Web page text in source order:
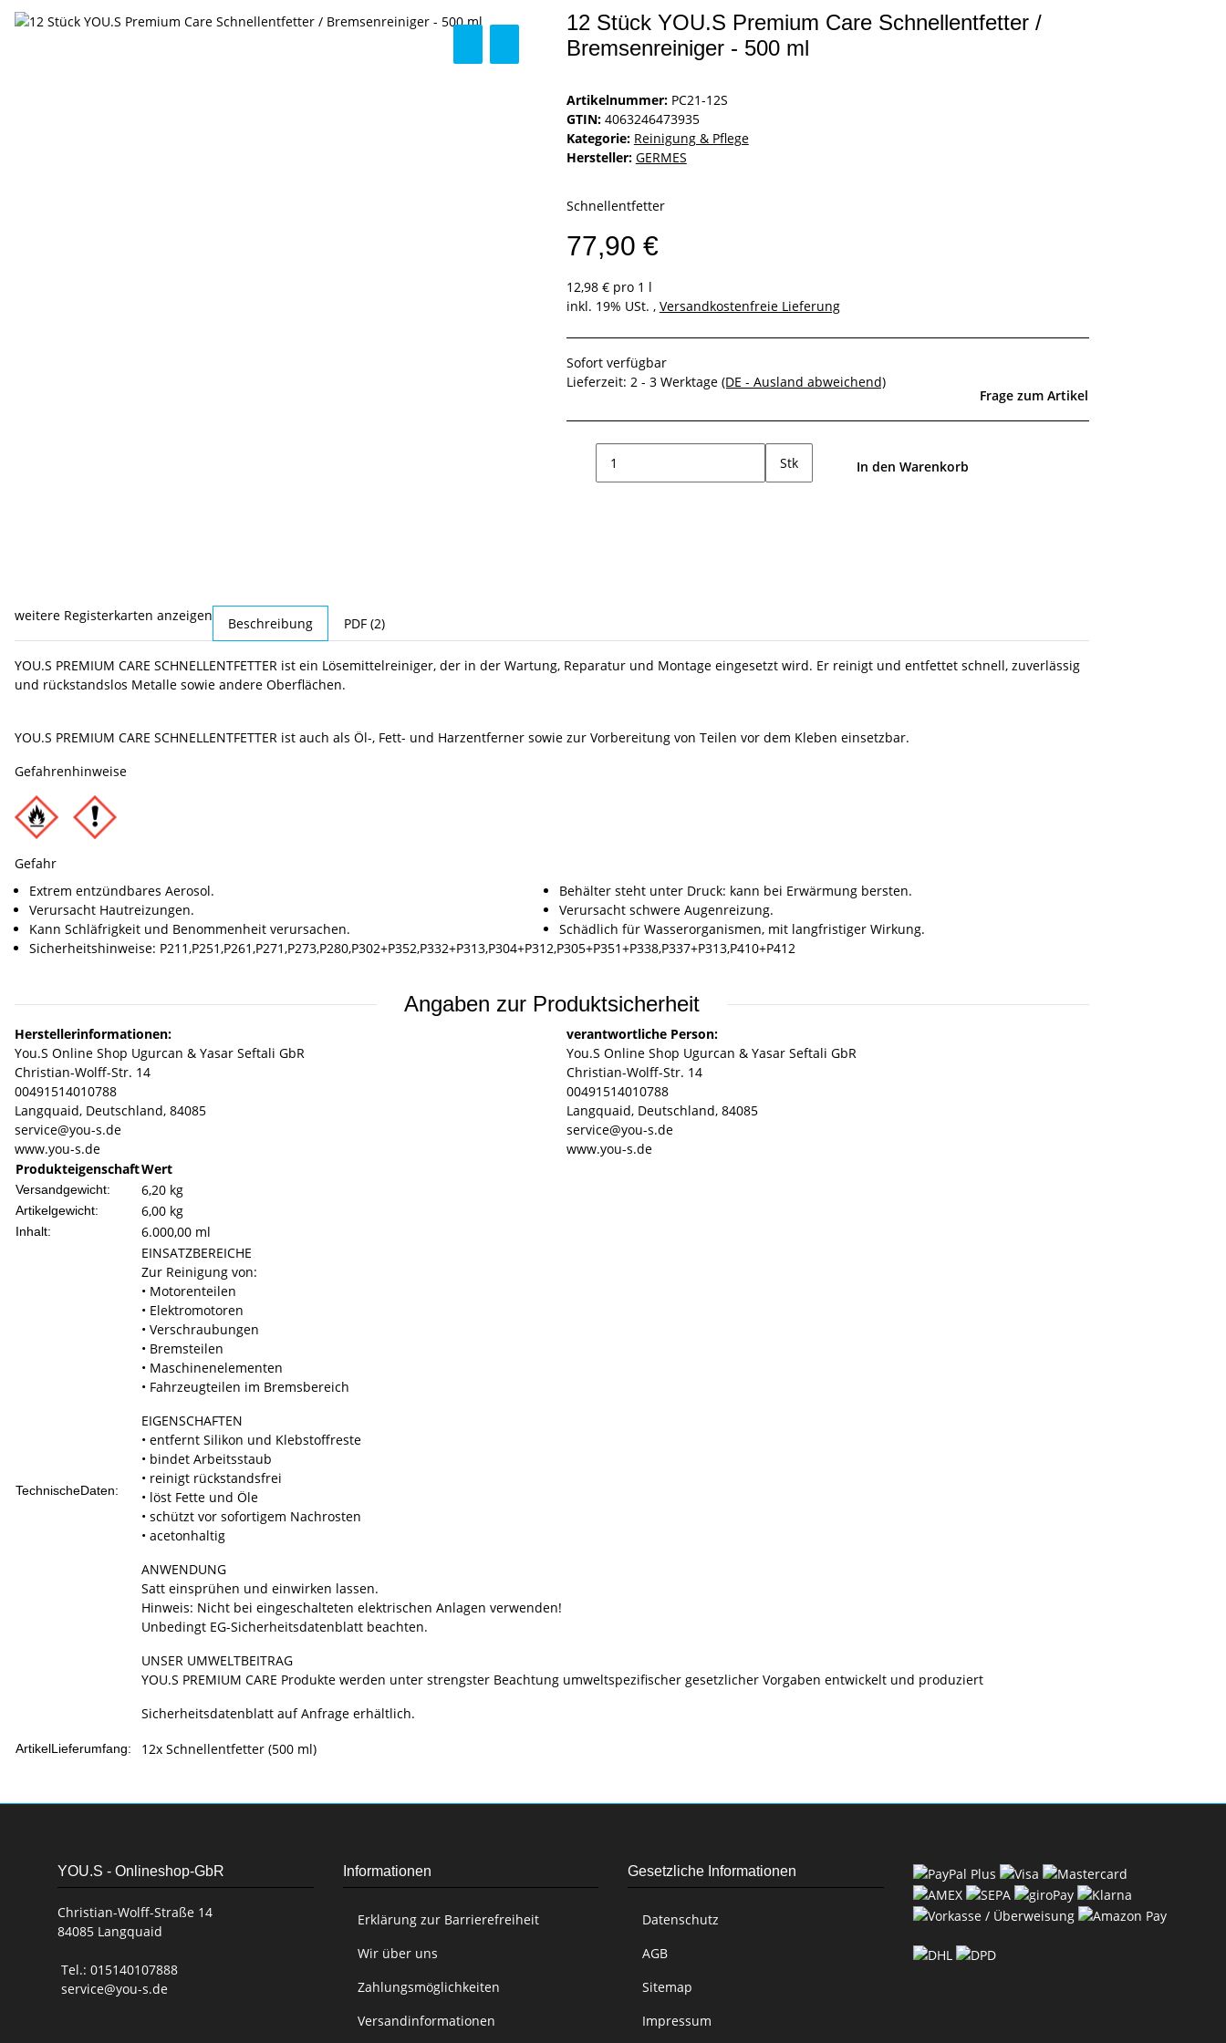
12 Stück YOU.S Premium Care Schnellentfetter /
Bremsenreiniger - 500 ml
Artikelnummer: PC21-12S
GTIN: 4063246473935
Kategorie: Reinigung & Pflege
Hersteller: GERMES
Schnellentfetter
77,90 €
12,98 € pro 1 l
inkl. 19% USt. , Versandkostenfreie Lieferung
Sofort verfügbar
Lieferzeit: 2 - 3 Werktage (DE - Ausland abweichend)
Frage zum Artikel
Stk In den Warenkorb
weitere Registerkarten anzeigen Beschreibung PDF (2)
YOU.S PREMIUM CARE SCHNELLENTFETTER ist ein Lösemittelreiniger, der in der Wartung, Reparatur und Montage eingesetzt wird. Er reinigt und entfettet schnell, zuverlässig
und rückstandslos Metalle sowie andere Oberflächen.
YOU.S PREMIUM CARE SCHNELLENTFETTER ist auch als Öl-, Fett- und Harzentferner sowie zur Vorbereitung von Teilen vor dem Kleben einsetzbar.
Gefahrenhinweise
Gefahr
Extrem entzündbares Aerosol.
Extrem entzündbares Aerosol. Behälter steht unter Druck: kann bei Erwärmung bersten.
Behälter steht unter Druck: kann bei Erwärmung bersten.
Verursacht Hautreizungen.
Verursacht Hautreizungen.
Verursacht schwere Augenreizung.
Verursacht schwere Augenreizung.
Kann Schläfrigkeit und Benommenheit verursachen.
Kann Schläfrigkeit und Benommenheit verursachen.
Schädlich für Wasserorganismen, mit langfristiger Wirkung.
Schädlich für Wasserorganismen, mit langfristiger Wirkung.
Sicherheitshinweise: P211,P251,P261,P271,P273,P280,P302+P352,P332+P313,P304+P312,P305+P351+P338,P337+P313,P410+P412
Angaben zur Produktsicherheit
Herstellerinformationen:
You.S Online Shop Ugurcan & Yasar Seftali GbR
Christian-Wolff-Str. 14
00491514010788
Langquaid, Deutschland, 84085
service@you-s.de
www.you-s.de
verantwortliche Person:
You.S Online Shop Ugurcan & Yasar Seftali GbR
Christian-Wolff-Str. 14
00491514010788
Langquaid, Deutschland, 84085
service@you-s.de
www.you-s.de
ProdukteigenschaftWert
Versandgewicht: 6,20 kg
Artikelgewicht: 6,00 kg
Inhalt: 6.000,00 ml
TechnischeDaten:
EINSATZBEREICHE
Zur Reinigung von:
• Motorenteilen
• Elektromotoren
• Verschraubungen
• Bremsteilen
• Maschinenelementen
• Fahrzeugteilen im Bremsbereich
EIGENSCHAFTEN
• entfernt Silikon und Klebstoffreste
• bindet Arbeitsstaub
• reinigt rückstandsfrei
• löst Fette und Öle
• schützt vor sofortigem Nachrosten
• acetonhaltig
ANWENDUNG
Satt einsprühen und einwirken lassen.
Hinweis: Nicht bei eingeschalteten elektrischen Anlagen verwenden!
Unbedingt EG-Sicherheitsdatenblatt beachten.
UNSER UMWELTBEITRAG
YOU.S PREMIUM CARE Produkte werden unter strengster Beachtung umweltspezifischer gesetzlicher Vorgaben entwickelt und produziert
Sicherheitsdatenblatt auf Anfrage erhältlich.
ArtikelLieferumfang: 12x Schnellentfetter (500 ml)
YOU.S - Onlineshop-GbR
Christian-Wolff-Straße 14
84085 Langquaid
Tel.: 015140107888
service@you-s.de
Informationen
Erklärung zur Barrierefreiheit
Wir über uns
Zahlungsmöglichkeiten
Versandinformationen
Gesetzliche Informationen
Datenschutz
AGB
Sitemap
Impressum